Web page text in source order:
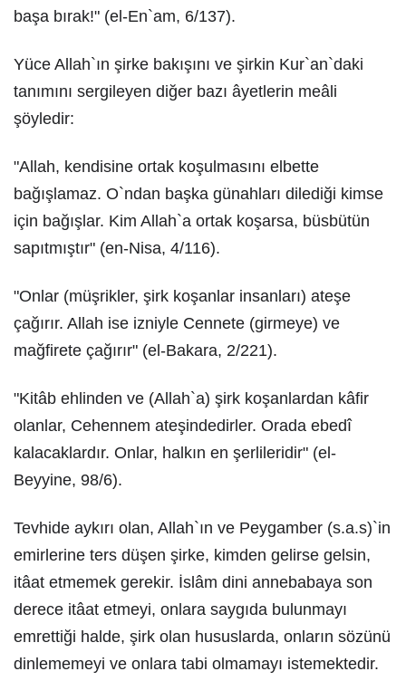
başa bırak!" (el-En`am, 6/137).
Yüce Allah`ın şirke bakışını ve şirkin Kur`an`daki
tanımını sergileyen diğer bazı âyetlerin meâli
şöyledir:
"Allah, kendisine ortak koşulmasını elbette
bağışlamaz. O`ndan başka günahları dilediği kimse
için bağışlar. Kim Allah`a ortak koşarsa, büsbütün
sapıtmıştır" (en-Nisa, 4/116).
"Onlar (müşrikler, şirk koşanlar insanları) ateşe
çağırır. Allah ise izniyle Cennete (girmeye) ve
mağfirete çağırır" (el-Bakara, 2/221).
"Kitâb ehlinden ve (Allah`a) şirk koşanlardan kâfir
olanlar, Cehennem ateşindedirler. Orada ebedî
kalacaklardır. Onlar, halkın en şerlileridir" (el-
Beyyine, 98/6).
Tevhide aykırı olan, Allah`ın ve Peygamber (s.a.s)`in
emirlerine ters düşen şirke, kimden gelirse gelsin,
itâat etmemek gerekir. İslâm dini annebabaya son
derece itâat etmeyi, onlara saygıda bulunmayı
emrettiği halde, şirk olan hususlarda, onların sözünü
dinlememeyi ve onlara tabi olmamayı istemektedir.